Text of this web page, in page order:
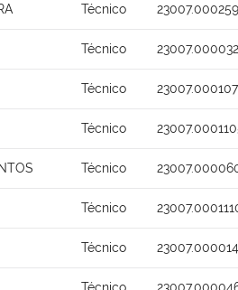
Técnico
Técnico
Técnico
Técnico
Técnico
Técnico
Técnico
Técnico